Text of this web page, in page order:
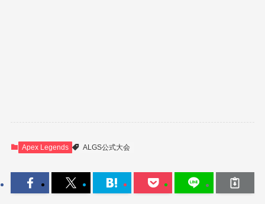
Apex Legends ALGS公式大会